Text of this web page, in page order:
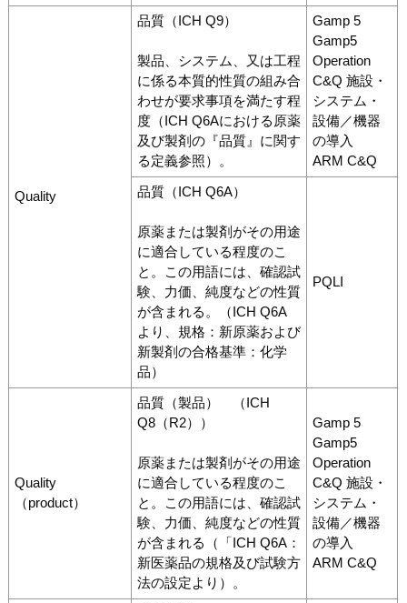
Quality
品質（ICH Q9）
製品、システム、又は工程
に係る本質的性質の組み合
わせが要求事項を満たす程
度（ICH Q6Aにおける原薬
及び製剤の『品質』に関す
る定義参照）。
Gamp 5
Gamp5
Operation
C&Q 施設・
システム・
設備／機器
の導入
ARM C&Q
品質（ICH Q6A）
原薬または製剤がその用途
に適合している程度のこ
と。この用語には、確認試
験、力価、純度などの性質
が含まれる。（ICH Q6A
より、規格：新原薬および
新製剤の合格基準：化学
品）
PQLI
Quality
（product）
品質（製品） （ICH
Q8（R2））
原薬または製剤がその用途
に適合している程度のこ
と。この用語には、確認試
験、力価、純度などの性質
が含まれる（「ICH Q6A：
新医薬品の規格及び試験方
法の設定より）。
Gamp 5
Gamp5
Operation
C&Q 施設・
システム・
設備／機器
の導入
ARM C&Q